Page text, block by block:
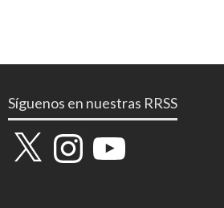
Síguenos en nuestras RRSS
X InstagramYouTube